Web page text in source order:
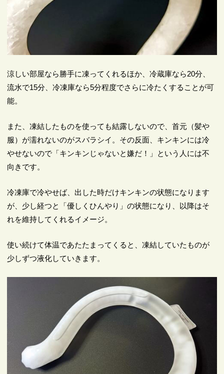
涼しい部屋なら勝手に凍ってくれるほか、冷蔵庫なら20分、
流水で15分、冷凍庫なら5分程度でさらに冷たくすることが可
能。
また、凍結したものを使っても結露しないので、首元（髪や
服）が濡れないのがスバラシイ。その反面、キンキンには冷
やせないので「キンキンじゃないと嫌だ！」という人には不
向きです。
冷凍庫で冷やせば、出した時だけキンキンの状態になります
が、少し経つと「優しくひんやり」の状態になり、以降はそ
れを維持してくれるイメージ。
使い続けて体温であたたまってくると、凍結していたものが
少しずつ液化していきます。